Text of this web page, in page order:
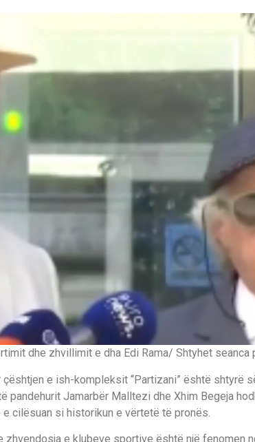
dhe zhvillimit e dha Edi Rama/ Shtyhet seanca
çështjen e ish-kompleksit “Partizani” është shtyrë
pandehurit Jamarbër Malltezi dhe Xhim Begeja
cilësuan si historikun e vërtetë të pronës.
zhvendosja e klubeve sportive është një fenomen